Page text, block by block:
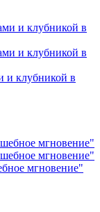
и клубникой в
мгновение"